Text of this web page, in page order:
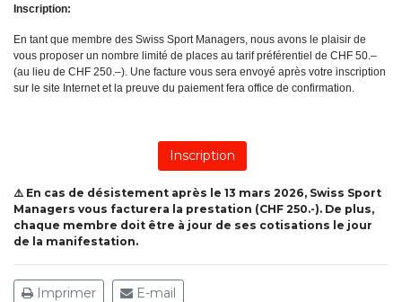
Inscription:
En tant que membre des Swiss Sport Managers, nous avons le plaisir de
vous proposer un nombre limité de places au tarif préférentiel de CHF 50.–
(au lieu de CHF 250.–). Une facture vous sera envoyé après votre inscription
sur le site Internet et la preuve du paiement fera office de confirmation.
⚠️ En cas de désistement après le 13 mars 2026, Swiss Sport
Managers vous facturera la prestation (CHF 250.-). De plus,
chaque membre doit être à jour de ses cotisations le jour
de la manifestation.
Imprimer E-mail